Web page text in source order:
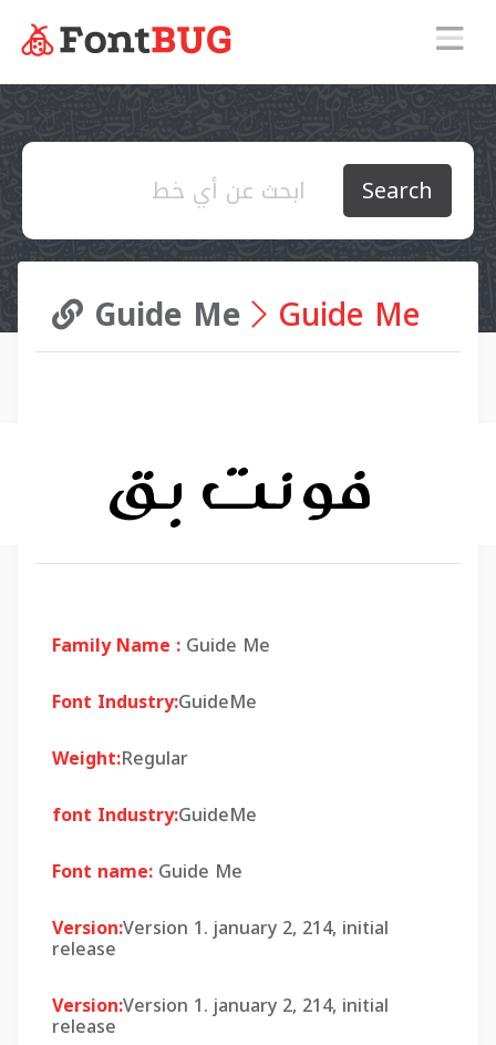
Search
Guide Me Guide Me
Family Name :Guide Me
Font Industry:GuideMe
Weight:Regular
font Industry:GuideMe
Font name:Guide Me
Version:Version 1. january 2, 214, initial
release
Version:Version 1. january 2, 214, initial
release